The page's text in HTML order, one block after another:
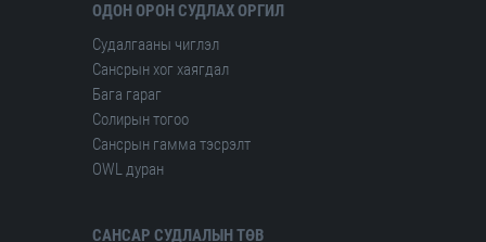
ОДОН ОРОН СУДЛАХ ОРГИЛ
Судалгааны чиглэл
Сансрын хог хаягдал
Бага гараг
Солирын тогоо
Сансрын гамма тэсрэлт
OWL дуран
САНСАР СУДЛАЛЫН ТӨВ